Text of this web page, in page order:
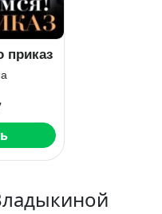
приказ